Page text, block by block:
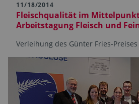
11/18/2014
Fleischqualität im Mittelpunkt
Arbeitstagung Fleisch und
Verleihung des Günter Fries-